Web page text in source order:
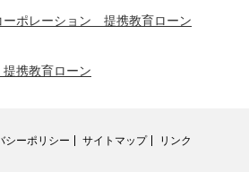
ポレーション 提携教育ローン
携教育ローン
シーポリシー サイトマップ リンク